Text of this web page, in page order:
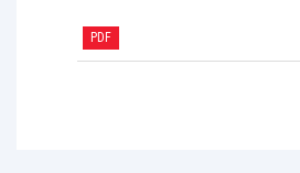
PDF